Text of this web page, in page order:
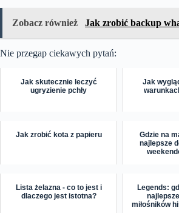
Zobacz również Jak zrobić backup
Nie przegap ciekawych pytań:
Jak skutecznie leczyć
ugryzienie pchły
Jak
Jak zrobić kota z papieru
Gdzie na
najlepsze
Lista żelazna - co to jest i
dlaczego jest istotna?
Legends:
miłośników